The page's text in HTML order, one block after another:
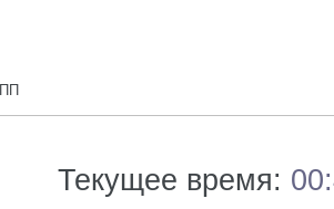
Текущее время: